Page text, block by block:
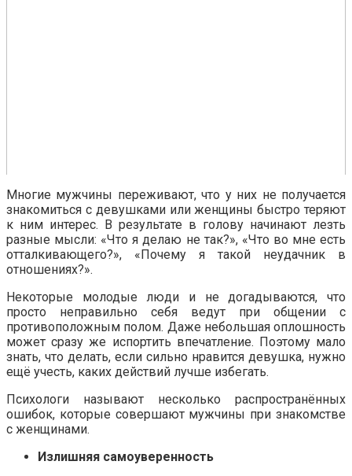
Многие мужчины переживают, что у них не получается
знакомиться с девушками или женщины быстро теряют
к ним интерес. В результате в голову начинают лезть
разные мысли: «Что я делаю не так?», «Что во мне есть
отталкивающего?», «Почему я такой неудачник в
отношениях?».
Некоторые молодые люди и не догадываются, что
просто неправильно себя ведут при общении с
противоположным полом. Даже небольшая оплошность
может сразу же испортить впечатление. Поэтому мало
знать, что делать, если сильно нравится девушка, нужно
ещё учесть, каких действий лучше избегать.
Психологи называют несколько распространённых
ошибок, которые совершают мужчины при знакомстве
с женщинами.
Излишняя самоуверенность